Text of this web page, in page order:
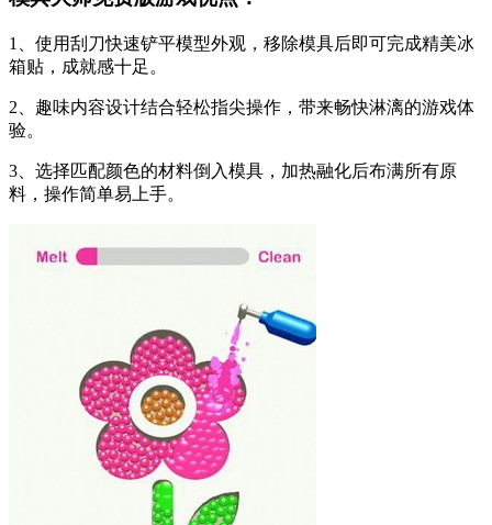
1、使用刮刀快速铲平模型外观，移除模具后即可完成精美冰
箱贴，成就感十足。
2、趣味内容设计结合轻松指尖操作，带来畅快淋漓的游戏体
验。
3、选择匹配颜色的材料倒入模具，加热融化后布满所有原
料，操作简单易上手。